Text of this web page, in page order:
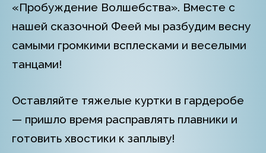
«Пробуждение Волшебства». Вместе с
нашей сказочной Феей мы разбудим весну
самыми громкими всплесками и веселыми
танцами!
Оставляйте тяжелые куртки в гардеробе
— пришло время расправлять плавники и
готовить хвостики к заплыву!